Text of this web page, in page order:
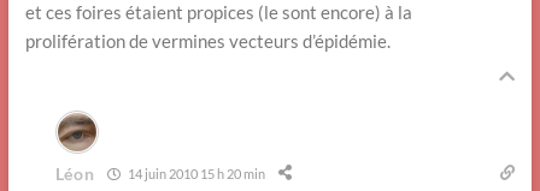
et ces foires étaient propices (le sont encore) à la
prolifération de vermines vecteurs d’épidémie.
Léon 14 juin 2010 15 h 20 min